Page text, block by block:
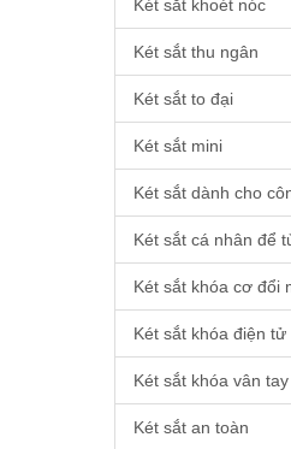
Két sắt khoét nóc
Két sắt thu ngân
Két sắt to đại
Két sắt mini
Két sắt dành cho
Két sắt cá nhân để
Két sắt khóa cơ đổi
Két sắt khóa điện tử
Két sắt khóa vân tay
Két sắt an toàn